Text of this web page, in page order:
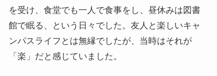
を受け、食堂でも一人で食事をし、昼休みは図書
館で眠る、という日々でした。友人と楽しいキャ
ンパスライフとは無縁でしたが、当時はそれが
「楽」だと感じていました。